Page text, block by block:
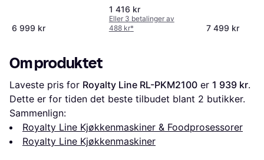
6 999 kr
3200 W
1 416 kr
Eller 3 betalinger av
488 kr* 7 499 kr
Om produktet
Laveste pris for Royalty Line RL-PKM2100 er 1 939 kr.
Dette er for tiden det beste tilbudet blant 2 butikker.
Sammenlign:
Royalty Line Kjøkkenmaskiner & Foodprosessorer
Royalty Line Kjøkkenmaskiner